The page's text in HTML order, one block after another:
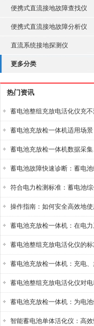
便携式直流接地故障查找仪
便携式直流接地故障分析仪
直流系统接地探测仪
更多分类
热门资讯